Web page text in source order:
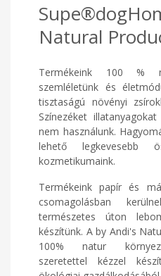
Natural
Termékeink 100 %
szemléletünk és
tisztaságú növényi
Színezéket
nem használunk.
lehető legkevesebb
kozmetikumaink.
Termékeink papír és
csomagolásban
természetes úton
készítünk. A by Andi's
100% natur
szeretettel kézzel